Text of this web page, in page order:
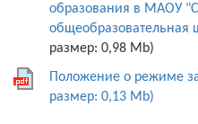
образования в МАОУ
размер: 0,98 Mb)
Положение о режиме
размер: 0,13 Mb)